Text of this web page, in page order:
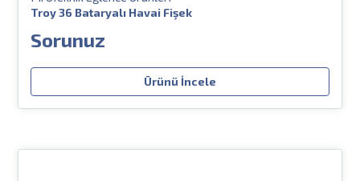
Troy 36 Bataryalı Havai Fişek
Sorunuz
Ürünü İncele